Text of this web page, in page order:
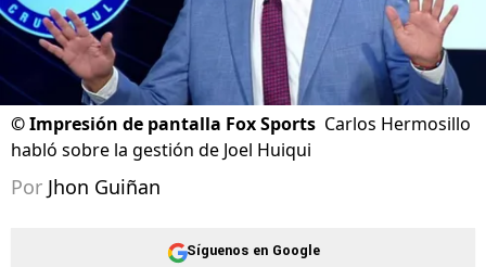
©Impresión de pantalla Fox Sports Carlos Hermosillo
habló sobre la gestión de Joel Huiqui
Por Jhon Guiñan
Síguenos en Google